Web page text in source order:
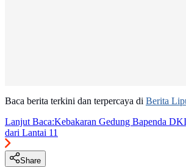
Baca berita terkini dan terpercaya di Berita
Lanjut Baca:Kebakaran Gedung Bapenda
dari Lantai 11
Share